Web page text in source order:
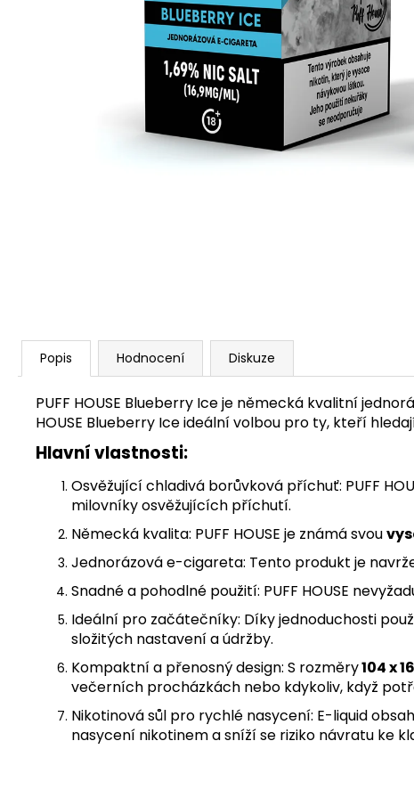
Popis Hodnocení Diskuze
PUFF HOUSE Blueberry Ice je německá kvalitní
HOUSE Blueberry Ice ideální volbou pro ty, kteří
Hlavní vlastnosti:
Osvěžující chladivá borůvková příchuť: PUFF
milovníky osvěžujících příchutí.
Německá kvalita: PUFF HOUSE je známá svou
Jednorázová e-cigareta: Tento produkt je
Snadné a pohodlné použití: PUFF HOUSE
Ideální pro začátečníky: Díky jednoduchosti
složitých nastavení a údržby.
Kompaktní a přenosný design: S rozměry104 x
večerních procházkách nebo kdykoliv, když
Nikotinová sůl pro rychlé nasycení: E-liquid
nasycení nikotinem a sníží se riziko návratu ke
VENIX PRO CAPPUCINO-X
Původně:169 Kč